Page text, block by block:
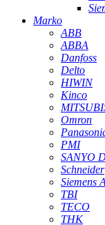
Marko
ABB
ABBA
Danfoss
Delto
HIWIN
Kinco
Omron
PMI
SANYO
Schneider
Siemens
TBI
TECO
THK